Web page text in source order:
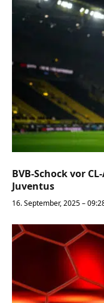
BVB-Schock vor
Juventus
16. September, 2025 –